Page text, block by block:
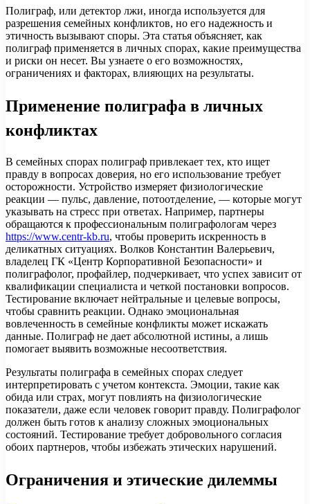
Полиграф, или детектор лжи, иногда используется для
разрешения семейных конфликтов, но его надежность и
этичность вызывают споры. Эта статья объясняет, как
полиграф применяется в личных спорах, какие преимущества
и риски он несет. Вы узнаете о его возможностях,
ограничениях и факторах, влияющих на результаты.
Применение полиграфа в личных
конфликтах
В семейных спорах полиграф привлекает тех, кто ищет
правду в вопросах доверия, но его использование требует
осторожности. Устройство измеряет физиологические
реакции — пульс, давление, потоотделение, — которые могут
указывать на стресс при ответах. Например, партнеры
обращаются к профессиональным полиграфологам через
https://www.centr-kb.ru, чтобы проверить искренность в
деликатных ситуациях. Волков Константин Валерьевич,
владелец ГК «Центр Корпоративной Безопасности» и
полиграфолог, профайлер, подчеркивает, что успех зависит от
квалификации специалиста и четкой постановки вопросов.
Тестирование включает нейтральные и целевые вопросы,
чтобы сравнить реакции. Однако эмоциональная
вовлеченность в семейные конфликты может искажать
данные. Полиграф не дает абсолютной истины, а лишь
помогает выявить возможные несоответствия.
Результаты полиграфа в семейных спорах следует
интерпретировать с учетом контекста. Эмоции, такие как
обида или страх, могут повлиять на физиологические
показатели, даже если человек говорит правду. Полиграфолог
должен быть готов к анализу сложных эмоциональных
состояний. Тестирование требует добровольного согласия
обоих партнеров, чтобы избежать этических нарушений.
Ограничения и этические дилеммы